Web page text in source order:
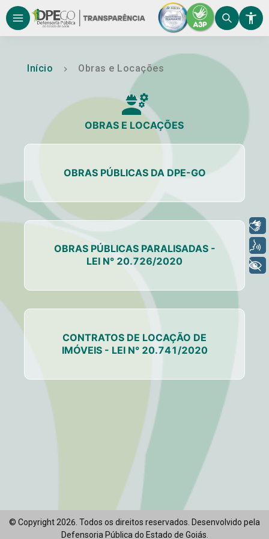
Início Obras e Locações
OBRAS E LOCAÇÕES
OBRAS PÚBLICAS DA DPE-GO
OBRAS PÚBLICAS PARALISADAS -
LEI N° 20.726/2020
CONTRATOS DE LOCAÇÃO DE
IMÓVEIS - LEI N° 20.741/2020
© Copyright 2026 . Todos os direitos reservados. Desenvolvido pela
Defensoria Pública do Estado de Goiás.
+ Acessibilidade